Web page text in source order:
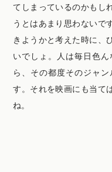
てしまっているのかもし
うとはあまり思わないで
きようかと考えた時に、
いでしょ。人は毎日色
ら、その都度そのジャ
す。それを映画にも当て
ね。